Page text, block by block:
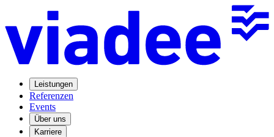
Leistungen
Referenzen
Events
Über uns
Karriere